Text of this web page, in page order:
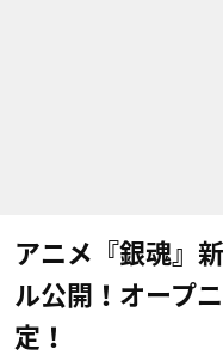
アニメ『銀魂』
ル公開！オープ
定！